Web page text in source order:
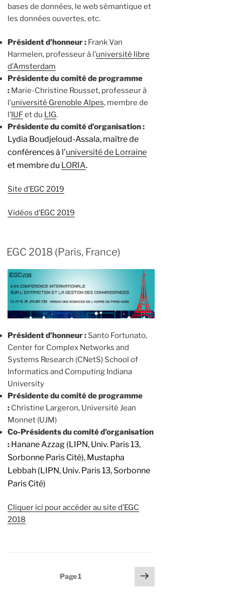
bases de données, le web sémantique et
les données ouvertes, etc.
Président d’honneur : Frank Van
Harmelen, professeur à l’université libre
d’Amsterdam
Présidente du comité de programme
: Marie-Christine Rousset, professeur à
l’université Grenoble Alpes, membre de
l’IUFet du LIG.
Présidente du comité d’organisation :
Lydia Boudjeloud-Assala, maître de
conférences à l’université de Lorraine
et membre du LORIA.
Site d’EGC 2019
Vidéos d’EGC 2019
EGC 2018 (Paris, France)
Président d’honneur : Santo Fortunato,
Center for Complex Networks and
Systems Research (CNetS) School of
Informatics and Computing Indiana
University
Présidente du comité de programme
: Christine Largeron, Université Jean
Monnet (UJM)
Co-Présidents du comité d’organisation
: Hanane Azzag (LIPN, Univ. Paris 13,
Sorbonne Paris Cité), Mustapha
Lebbah (LIPN, Univ. Paris 13, Sorbonne
Paris Cité)
Cliquer ici pour accéder au site d’EGC
2018
Page1
Page
suivante